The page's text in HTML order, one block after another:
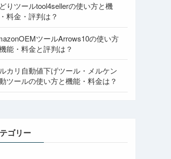
りツールtool4sellerの使い方と機
料金・評判は？
ツールArrows10の使い方
能・料金と評判は？
カリ自動値下げツール・メルケン
ツールの使い方と機能・料金は？
ゴリー